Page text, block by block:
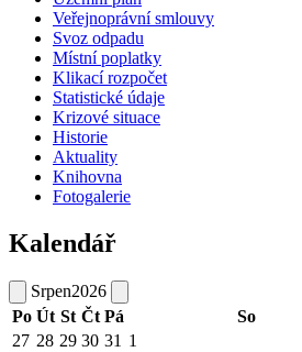
Veřejnoprávní smlouvy
Svoz odpadu
Místní poplatky
Klikací rozpočet
Statistické údaje
Krizové situace
Historie
Aktuality
Knihovna
Fotogalerie
Kalendář
Srpen2026
Po Út St Čt Pá So
27 28 29 30 31 1